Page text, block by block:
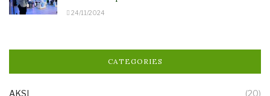
24/11/2024
CATEGORIES
AKSI (20)